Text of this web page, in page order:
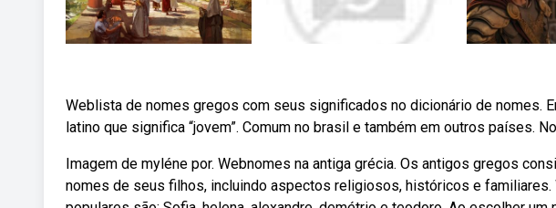
Weblista de nomes gregos com seus significados no dicionário de nomes.
latino que significa “jovem”. Comum no brasil e também em outros países.
Imagem de myléne por. Webnomes na antiga grécia. Os antigos gregos
nomes de seus filhos, incluindo aspectos religiosos, históricos e